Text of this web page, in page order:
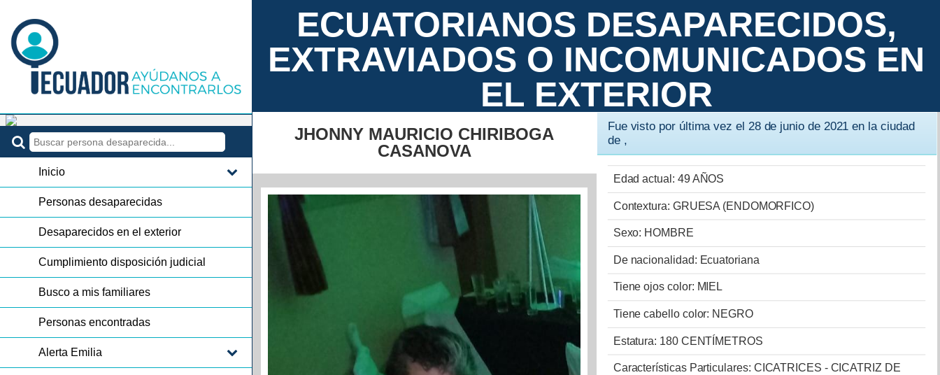
Inicio
Personas desaparecidas
Desaparecidos en el exterior
Cumplimiento disposición judicial
Busco a mis familiares
Personas encontradas
Alerta Emilia
ECUATORIANOS DESAPARECIDOS,
EXTRAVIADOS O INCOMUNICADOS EN
EL EXTERIOR
JHONNY MAURICIO CHIRIBOGA
CASANOVA
Fue visto por última vez el 28 de junio de 2021 en la ciudad
de ,
Edad actual: 49 AÑOS
Contextura: GRUESA (ENDOMORFICO)
Sexo: HOMBRE
De nacionalidad: Ecuatoriana
Tiene ojos color: MIEL
Tiene cabello color: NEGRO
Estatura: 180 CENTÍMETROS
Características Particulares: CICATRICES - CICATRIZ DE